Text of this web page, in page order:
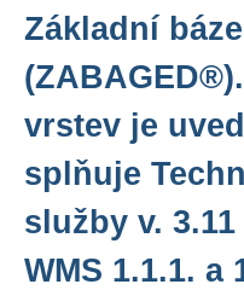
Základní
vrstev je
splňuje
služby v.
WMS 1.1.1. a